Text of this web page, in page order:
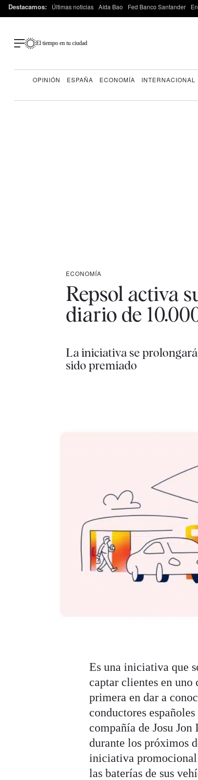
Destacamos: Últimas noticias Aída Bao Fed Banco Santander
El tiempo en tu ciudad
OPINIÓN ESPAÑA ECONOMÍA INTERNACIONAL
ECONOMÍA
Repsol activa
diario de
La iniciativa se
sido premiado
Es una iniciativa que
captar clientes en uno
primera en dar a
conductores
compañía de Josu
durante los próximos
iniciativa promocional
las baterías de sus